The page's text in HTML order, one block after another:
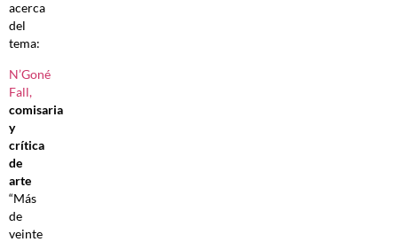
acerca
del
tema:
N’Goné
Fall,
comisaria
y
crítica
de
arte
“Más
de
veinte